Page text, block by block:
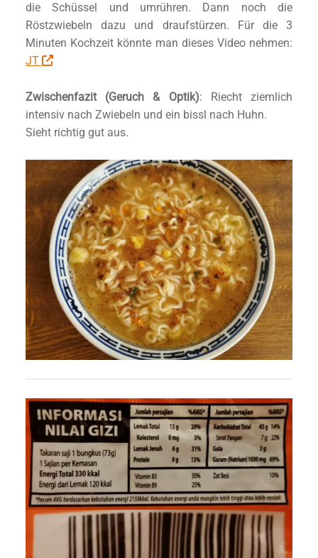
die Schüssel und umrühren. Dann noch die
Röstzwiebeln dazu und draufstürzen. Für die 3
Minuten Kochzeit könnte man dieses Video nehmen:
JT
Zwischenfazit (Geruch & Optik): Riecht ziemlich
intensiv nach Zwiebeln und ein bissl nach Huhn.
Sieht richtig gut aus.